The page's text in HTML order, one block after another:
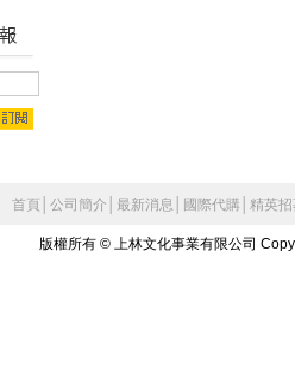
首頁 公司簡介 最新消息 國際代購 精英招
版權所有 © 上林文化事業有限公司